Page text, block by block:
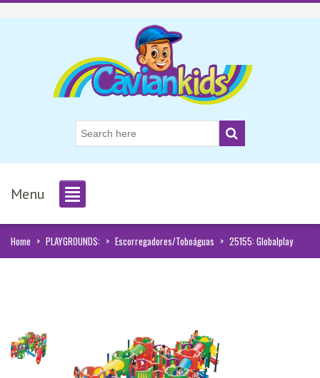
Menu
Home > PLAYGROUNDS: > Escorregadores/Toboáguas > 25155: Globalplay